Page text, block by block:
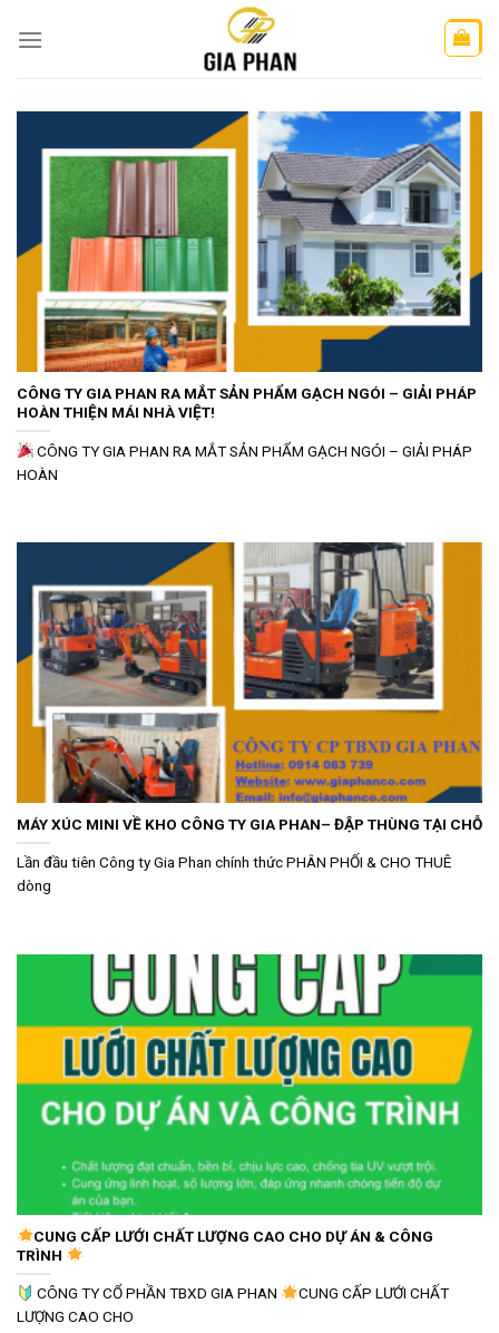
CÔNG TY GIA PHAN RA MẮT SẢN PHẨM GẠCH NGÓI – GIẢI PHÁP
HOÀN THIỆN MÁI NHÀ VIỆT!
CÔNG TY GIA PHAN RA MẮT SẢN PHẨM GẠCH NGÓI – GIẢI PHÁP
HOÀN
MÁY XÚC MINI VỀ KHO CÔNG TY GIA PHAN– ĐẬP THÙNG TẠI CHỖ
Lần đầu tiên Công ty Gia Phan chính thức PHÂN PHỐI & CHO THUÊ
dòng
CUNG CẤP LƯỚI CHẤT LƯỢNG CAO CHO DỰ ÁN & CÔNG
TRÌNH
CÔNG TY CỔ PHẦN TBXD GIA PHAN
CUNG CẤP LƯỚI CHẤT
LƯỢNG CAO CHO